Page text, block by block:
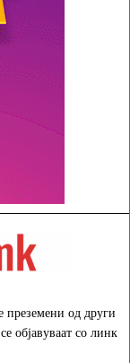
од други
објавуваат со линк